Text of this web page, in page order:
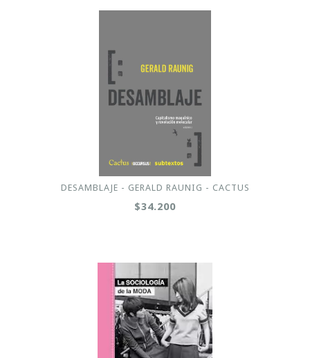
DESAMBLAJE - GERALD RAUNIG - CACTUS
$34.200